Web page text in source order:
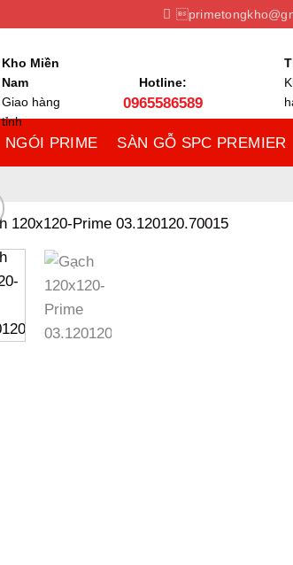
Kho Miền
Nam
Giao hàng
tỉnh
Hotline:
0965586589
NGÓI PRIME SÀN GỖ SPC PREMIER